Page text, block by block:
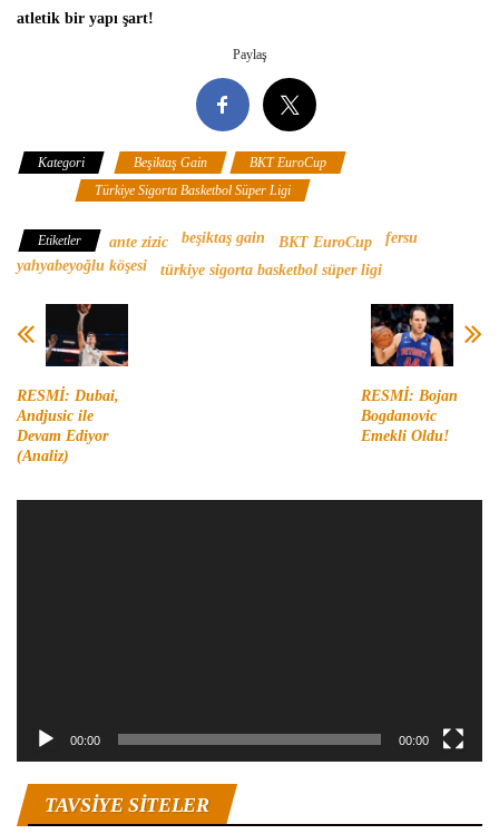
atletik bir yapı şart!
Paylaş
Kategori Beşiktaş Gain BKT EuroCup
Türkiye Sigorta Basketbol Süper Ligi
Etiketler ante zizic beşiktaş gain BKT EuroCup
fersu
yahyabeyoğlu köşesi
türkiye sigorta basketbol süper ligi
RESMİ: Dubai,
Andjusic ile
Devam Ediyor
(Analiz)
RESMİ: Bojan
Bogdanovic
Emekli Oldu!
00:00 00:00
TAVSIYE SITELER